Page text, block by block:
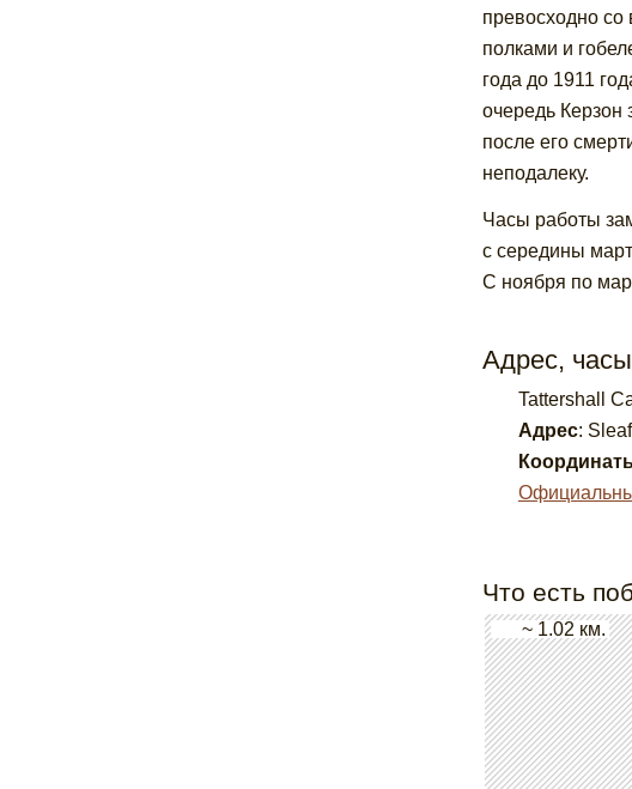
превосходно
полками и
года до 1911
очередь Керзон
после его
неподалеку.
Часы работы
с середины
С ноября по
Адрес,
Tattershall
Адрес:
Что есть
~ 1.02 км.